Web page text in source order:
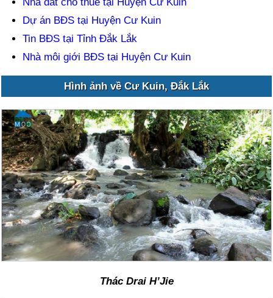
Dự án BĐS tại Huyện Cư Kuin
Tin BĐS tại Tỉnh Đắk Lắk
Nhà môi giới BĐS tại Huyện Cư Kuin
Hình ảnh về Cư Kuin, Đắk Lắk
Thác Drai H’Jie